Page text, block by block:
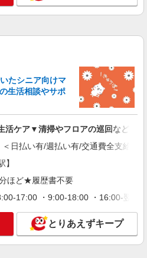
任者研修1250円〜/実務者研修1350
区
デイサービスのパート募集≪週3勤
社≫
区上十条
たシニア向けマ
生活相談やサポ
ケア▼清掃やフロアの巡回など
日払い有/週払い有/交通費全支給(ガ
】
ほど★履歴書不要
17:00 ・9:00-18:00 ・16:00-
とりあえずキープ